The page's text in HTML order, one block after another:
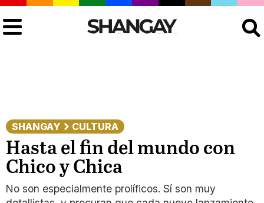
SHANGAY CULTURA
Hasta el fin del mundo con
Chico y Chica
No son especialmente prolíficos. Sí son muy